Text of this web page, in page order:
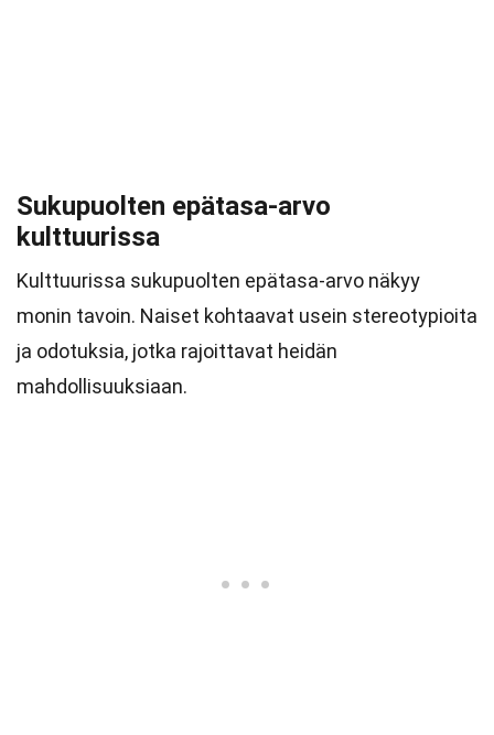
Sukupuolten epätasa-arvo
kulttuurissa
Kulttuurissa sukupuolten epätasa-arvo näkyy
monin tavoin. Naiset kohtaavat usein stereotypioita
ja odotuksia, jotka rajoittavat heidän
mahdollisuuksiaan.